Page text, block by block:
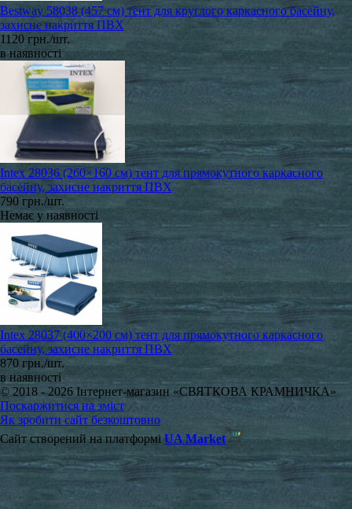
Bestway 58038 (457 см) тент для круглого каркасного басейну,
захисне накриття ПВХ
1120 грн./шт.
в наявності
Intex 28036 (260×160 см) тент для прямокутного каркасного
басейну, захисне накриття ПВХ
790 грн./шт.
Немає у наявності
Intex 28037 (400×200 см) тент для прямокутного каркасного
басейну, захисне накриття ПВХ
870 грн./шт.
в наявності
© 2018 - 2026 Інтернет-магазин «СВЯТКОВА КРАМНИЧКА»
Поскаржитися на зміст
Як зробити сайт безкоштовно
Сайт створений на платформі UA Market